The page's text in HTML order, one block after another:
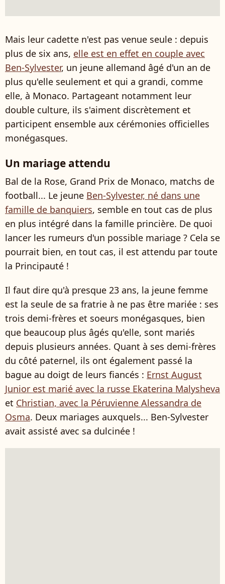
Mais leur cadette n'est pas venue seule : depuis
plus de six ans, elle est en effet en couple avec
Ben-Sylvester, un jeune allemand âgé d'un an de
plus qu'elle seulement et qui a grandi, comme
elle, à Monaco. Partageant notamment leur
double culture, ils s'aiment discrètement et
participent ensemble aux cérémonies officielles
monégasques.
Un mariage attendu
Bal de la Rose, Grand Prix de Monaco, matchs de
football... Le jeune Ben-Sylvester, né dans une
famille de banquiers, semble en tout cas de plus
en plus intégré dans la famille princière. De quoi
lancer les rumeurs d'un possible mariage ? Cela se
pourrait bien, en tout cas, il est attendu par toute
la Principauté !
Il faut dire qu'à presque 23 ans, la jeune femme
est la seule de sa fratrie à ne pas être mariée : ses
trois demi-frères et soeurs monégasques, bien
que beaucoup plus âgés qu'elle, sont mariés
depuis plusieurs années. Quant à ses demi-frères
du côté paternel, ils ont également passé la
bague au doigt de leurs fiancés : Ernst August
Junior est marié avec la russe Ekaterina Malysheva
et Christian, avec la Péruvienne Alessandra de
Osma. Deux mariages auxquels... Ben-Sylvester
avait assisté avec sa dulcinée !